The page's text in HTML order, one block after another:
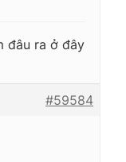
đâu ra ở đây
#59584